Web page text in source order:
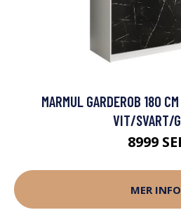
MARMUL GARDEROB 180
VIT/SVART/
8999
MER